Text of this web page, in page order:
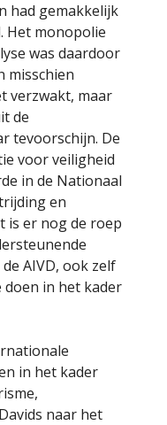
had gemakkelijk
Het monopolie
was daardoor
misschien
verzwakt, maar
de
tevoorschijn. De
voor veiligheid
in de Nationaal
en
is er nog de roep
AIVD, ook zelf
in het kader
in het kader
naar het